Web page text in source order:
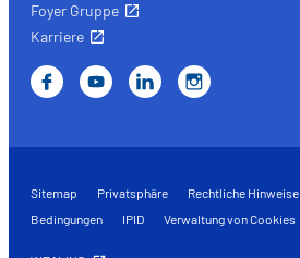
Foyer Gruppe
Karriere
Sitemap Privatsphäre Rechtliche Hinweise
Bedingungen
IPID Verwaltung von Cookies